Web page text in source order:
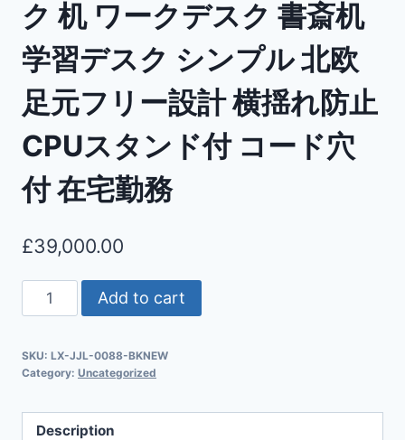
ク 机 ワークデスク 書斎机
学習デスク シンプル 北欧
足元フリー設計 横揺れ防止
CPUスタンド付 コード穴
付 在宅勤務
£39,000.00
Add to cart
SKU: LX-JJL-0088-BKNEW
Category: Uncategorized
Description